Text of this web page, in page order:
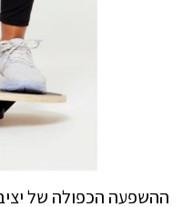
ההשפעה הכפולה של